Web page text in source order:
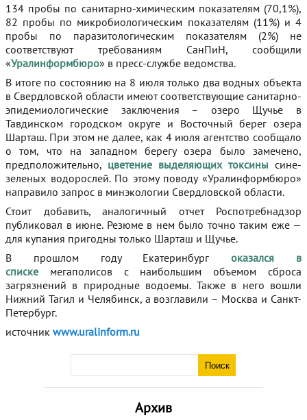
Архив
134 пробы по санитарно-химическим показателям (70,1%),
82 пробы по микробиологическим показателям (11%) и 4
пробы по паразитологическим показателям (2%) не
соответствуют требованиям СанПиН, сообщили
«Уралинформбюро» в пресс-службе ведомства.
В итоге по состоянию на 8 июля только два водных объекта
в Свердловской области имеют соответствующие санитарно-
эпидемиологические заключения – озеро Щучье в
Тавдинском городском округе и Восточный берег озера
Шарташ. При этом не далее, как 4 июля агентство сообщало
о том, что на западном берегу озера было замечено,
предположительно, цветение выделяющих токсины сине-
зеленых водорослей. По этому поводу «Уралинформбюро»
направило запрос в минэкологии Свердловской области.
Стоит добавить, аналогичный отчет Роспотребнадзор
публиковал в июне. Резюме в нем было точно таким еже —
для купания пригодны только Шарташ и Щучье.
В прошлом году Екатеринбургоказался в
списке мегаполисов с наибольшим объемом сброса
загрязнений в природные водоемы. Также в него вошли
Нижний Тагил и Челябинск, а возглавили – Москва и Санкт-
Петербург.
источник www.uralinform.ru